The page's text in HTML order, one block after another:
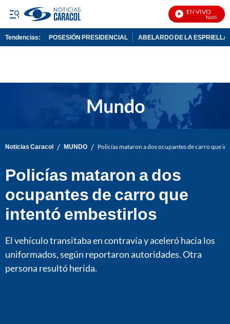
EN VIVO
Noticias
Tendencias: POSESIÓN PRESIDENCIAL ABELARDO DE LA ESPRIELLA
Noticias Caracol / MUNDO / Policías mataron a dos ocupantes de carro que
Policías mataron a dos
ocupantes de carro que
intentó embestirlos
El vehículo transitaba en contravía y aceleró hacia los
uniformados, según reportaron autoridades. Otra
persona resultó herida.